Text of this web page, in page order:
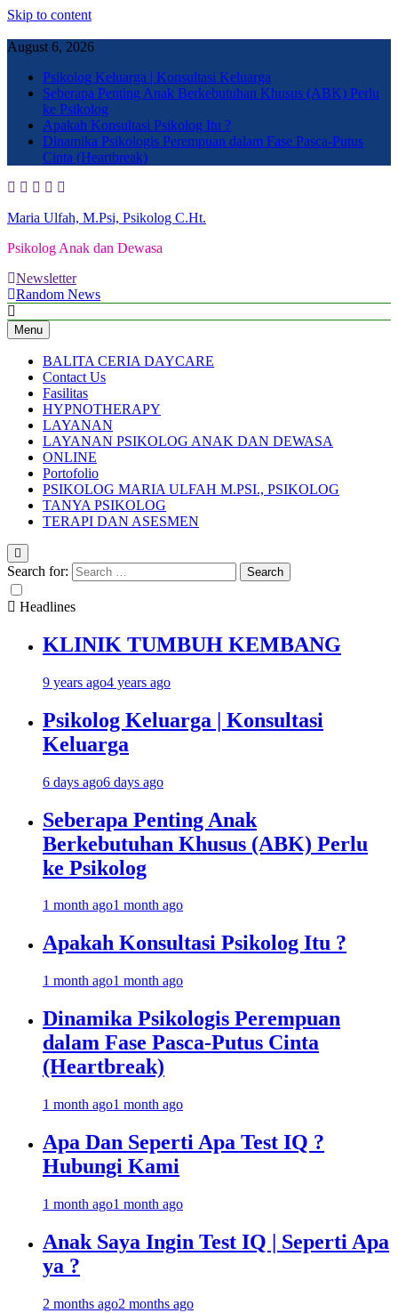
Skip to content
August 6, 2026
Psikolog Keluarga | Konsultasi Keluarga
Seberapa Penting Anak Berkebutuhan Khusus (ABK) Perlu
ke Psikolog
Apakah Konsultasi Psikolog Itu ?
Dinamika Psikologis Perempuan dalam Fase Pasca-Putus
Cinta (Heartbreak)
Maria Ulfah, M.Psi, Psikolog C.Ht.
Psikolog Anak dan Dewasa
Newsletter
Random News
Menu
BALITA CERIA DAYCARE
Contact Us
Fasilitas
HYPNOTHERAPY
LAYANAN
LAYANAN PSIKOLOG ANAK DAN DEWASA
ONLINE
Portofolio
PSIKOLOG MARIA ULFAH M.PSI., PSIKOLOG
TANYA PSIKOLOG
TERAPI DAN ASESMEN
Search for:
Headlines
KLINIK TUMBUH KEMBANG
9 years ago4 years ago
Psikolog Keluarga | Konsultasi
Keluarga
6 days ago6 days ago
Seberapa Penting Anak
Berkebutuhan Khusus (ABK) Perlu
ke Psikolog
1 month ago1 month ago
Apakah Konsultasi Psikolog Itu ?
1 month ago1 month ago
Dinamika Psikologis Perempuan
dalam Fase Pasca-Putus Cinta
(Heartbreak)
1 month ago1 month ago
Apa Dan Seperti Apa Test IQ ?
Hubungi Kami
1 month ago1 month ago
Anak Saya Ingin Test IQ | Seperti Apa
ya ?
2 months ago2 months ago